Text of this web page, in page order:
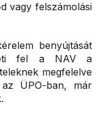
vagy felszámolási
benyújtását
fel a NAV a
megfelelve
ÜPO-ban, már